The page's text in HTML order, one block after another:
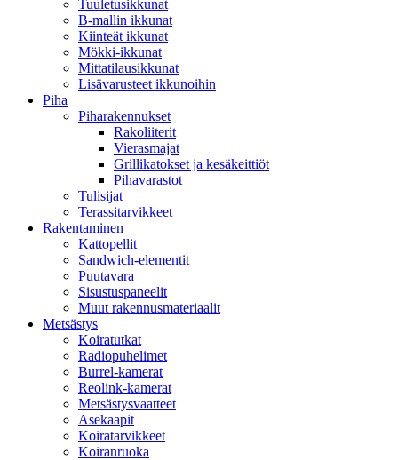
Tuuletusikkunat
B-mallin ikkunat
Kiinteät ikkunat
Mökki-ikkunat
Mittatilausikkunat
Lisävarusteet ikkunoihin
Piha
Piharakennukset
Rakoliiterit
Vierasmajat
Grillikatokset ja kesäkeittiöt
Pihavarastot
Tulisijat
Terassitarvikkeet
Rakentaminen
Kattopellit
Sandwich-elementit
Puutavara
Sisustuspaneelit
Muut rakennusmateriaalit
Metsästys
Koiratutkat
Radiopuhelimet
Burrel-kamerat
Reolink-kamerat
Metsästysvaatteet
Asekaapit
Koiratarvikkeet
Koiranruoka